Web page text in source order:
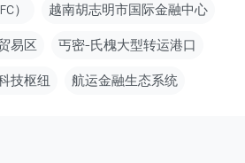
） 越南胡志明市国际金融中心
易区 丐密-氏槐大型转运港口
技枢纽 航运金融生态系统